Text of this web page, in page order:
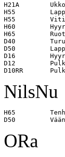
H21A
H55
H55
H60
H65
D40
D50
D16
D12
NilsNu
H65
ORa